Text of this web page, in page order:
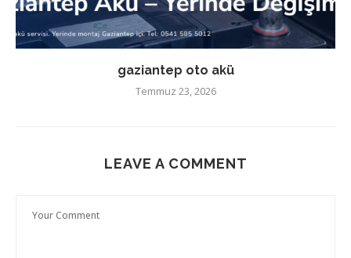
gaziantep oto akü
Temmuz 23, 2026
LEAVE A COMMENT